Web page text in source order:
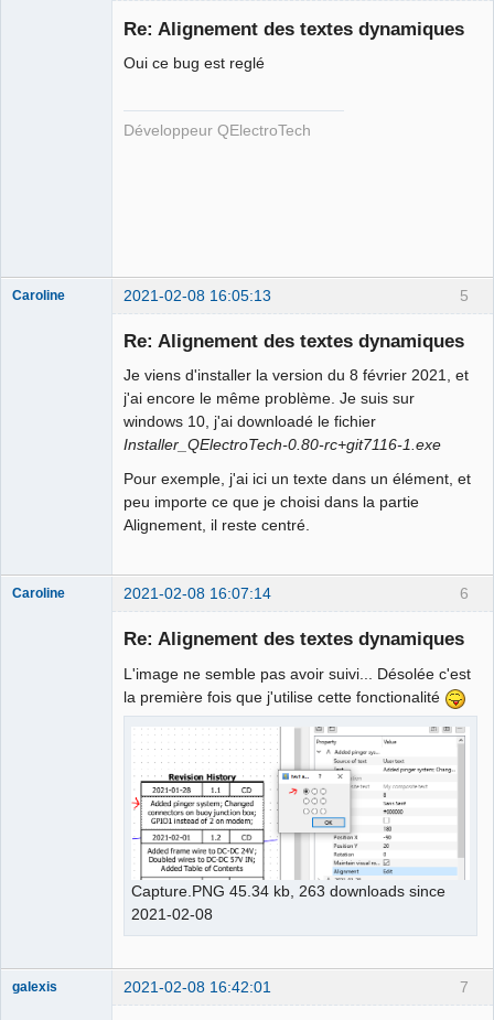
Re: Alignement des textes dynamiques
Oui ce bug est reglé
Développeur QElectroTech
5
Caroline 2021-02-08 16:05:13
Re: Alignement des textes dynamiques
Je viens d'installer la version du 8 février 2021, et
j'ai encore le même problème. Je suis sur
windows 10, j'ai downloadé le fichier
Installer_QElectroTech-0.80-rc+git7116-1.exe
Pour exemple, j'ai ici un texte dans un élément, et
peu importe ce que je choisi dans la partie
Alignement, il reste centré.
6
Caroline 2021-02-08 16:07:14
Re: Alignement des textes dynamiques
L'image ne semble pas avoir suivi... Désolée c'est
la première fois que j'utilise cette fonctionalité
Capture.PNG 45.34 kb, 263 downloads since
2021-02-08
7
galexis 2021-02-08 16:42:01